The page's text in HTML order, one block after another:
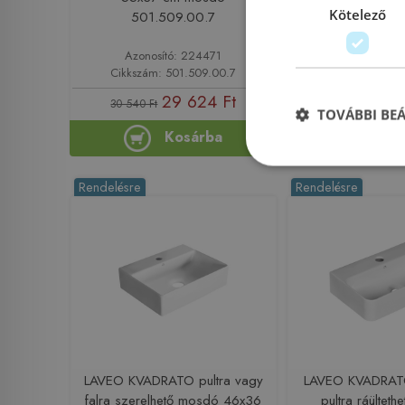
501.509.00.7
Azonosító: 224471
Cikkszám: 501.509.00.7
30 540 Ft 29 624 Ft
Kosárba
Azonosító:
Cikkszám:
39 000 Ft
Rendelésre
LAVEO KVADRATO pultra vagy
falra szerelhető mosdó 46x36
Rendelésre
LAVEO
pultra
Kötelező
TOVÁBBI